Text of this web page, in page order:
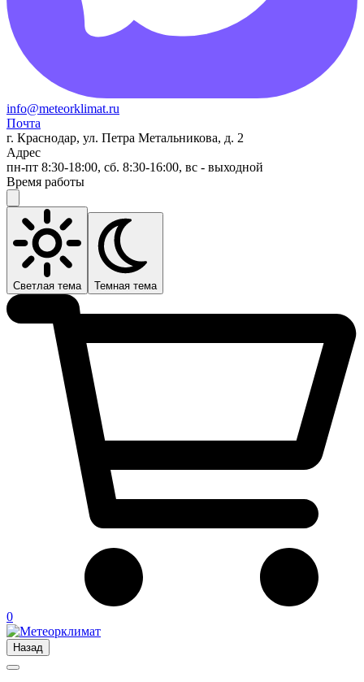
info@meteorklimat.ru
Почта
г. Краснодар, ул. Петра Метальникова, д. 2
Адрес
пн-пт 8:30-18:00, сб. 8:30-16:00, вс - выходной
Время работы
Светлая тема Темная тема
0
Назад